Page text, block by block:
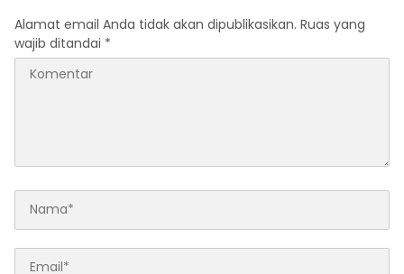
Alamat email Anda tidak akan dipublikasikan. Ruas yang
wajib ditandai *